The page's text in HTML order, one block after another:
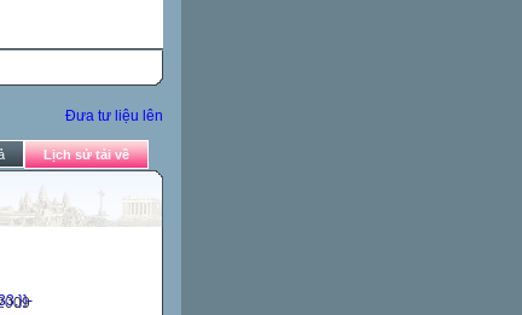
Đưa tư liệu lên
Lịch sử tải về